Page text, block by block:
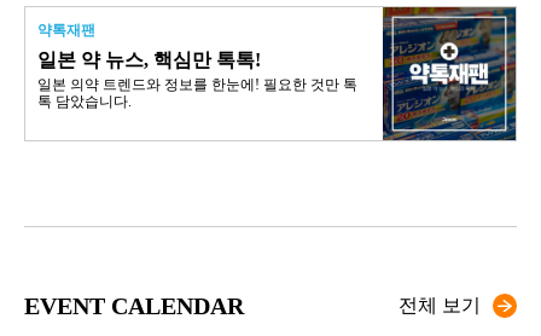
약톡재팬
일본 약 뉴스, 핵심만 톡톡!
일본 의약 트렌드와 정보를 한눈에! 필요한 것만 톡
톡 담았습니다.
EVENT CALENDAR 전체 보기